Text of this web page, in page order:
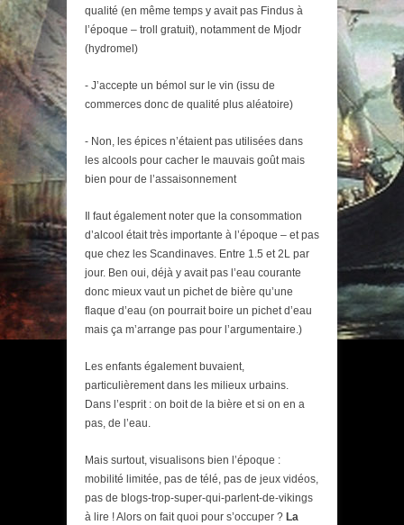
qualité (en même temps y avait pas Findus à
l’époque – troll gratuit), notamment de Mjodr
(hydromel)
- J’accepte un bémol sur le vin (issu de
commerces donc de qualité plus aléatoire)
- Non, les épices n’étaient pas utilisées dans
les alcools pour cacher le mauvais goût mais
bien pour de l’assaisonnement
Il faut également noter que la consommation
d’alcool était très importante à l’époque – et pas
que chez les Scandinaves. Entre 1.5 et 2L par
jour. Ben oui, déjà y avait pas l’eau courante
donc mieux vaut un pichet de bière qu’une
flaque d’eau (on pourrait boire un pichet d’eau
mais ça m’arrange pas pour l’argumentaire.)
Les enfants également buvaient,
particulièrement dans les milieux urbains.
Dans l’esprit : on boit de la bière et si on en a
pas, de l’eau.
Mais surtout, visualisons bien l’époque :
mobilité limitée, pas de télé, pas de jeux vidéos,
pas de blogs-trop-super-qui-parlent-de-vikings
à lire ! Alors on fait quoi pour s’occuper ? La